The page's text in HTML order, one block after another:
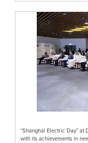
“Shanghai Electric Day”
with its achievements in